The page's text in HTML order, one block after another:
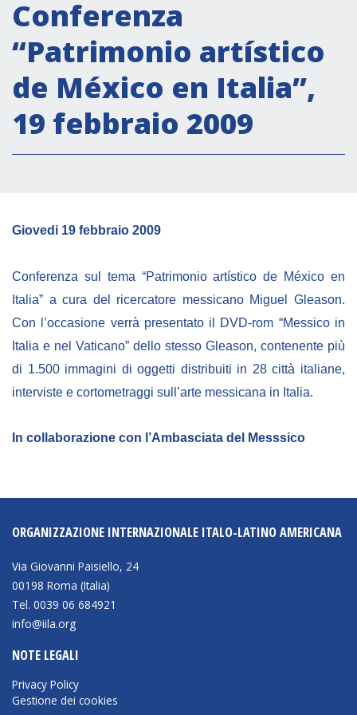
Segreteria Culturale
Segreteria Socio-economica
Segreteria Tecnico scientifica
Forum PMI
COOPERAZIONE
Patrimonio culturale
Empowerment socio- economico
Giustizia e Sicurezza
EUROsociAL
AL-INVEST Verde
MEDIA
Audio
Conferenza
“Patrimonio artístico
de México en Italia”,
19 febbraio 2009
Giovedi 19 febbraio 2009
Conferenza sul tema “Patrimonio artístico de México en
Italia” a cura del ricercatore messicano Miguel Gleason.
Con l’occasione verrà presentato il DVD-rom “Messico in
Italia e nel Vaticano” dello stesso Gleason, contenente più
di 1.500 immagini di oggetti distribuiti in 28 città italiane,
interviste e cortometraggi sull’arte messicana in Italia.
In collaborazione con l’Ambasciata del Messsico
ORGANIZZAZIONE INTERNAZIONALE ITALO-LATINO AMERICANA
Via Giovanni Paisiello, 24
00198 Roma (Italia)
Tel. 0039 06 684921
info@iila.org
NOTE LEGALI
Privacy Policy
Gestione dei cookies